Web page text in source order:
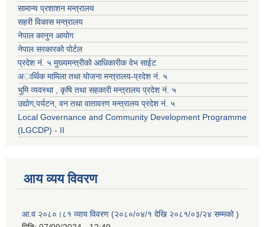
सामान्य प्रशाशन मन्त्रालय
सहरी विकास मन्त्रालय
नेपाल कानुन आयोग
नेपाल सरकारको पोर्टल
प्रदेश नं. ५ मुख्यमन्त्रीको आधिकारीक वेभ साईट
अार्थिक मामिला तथा योजना मन्त्रालय-प्रदेश नं. ५
भुमि व्यवस्था , कृषि तथा सहकारी मन्त्रालय प्रदेश नं. ५
उद्याेग,पर्यटन, वन तथा वातावरण मन्त्रालय प्रदेश नं. ५
Local Governance and Community Development Programme
(LGCDP) - II
आय व्यय विवरण
आ.व २०८०।८१ व्याय विवरण (२०८०/०४/१ देखि २०८१/०३/२४ सम्मको )